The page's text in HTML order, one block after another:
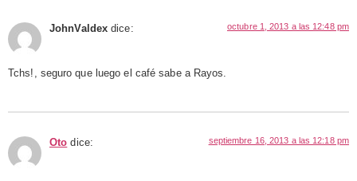
JohnValdex dice: octubre 1, 2013 a las 12:48 pm
Tchs!, seguro que luego el café sabe a Rayos.
Oto dice: septiembre 16, 2013 a las 12:18 pm